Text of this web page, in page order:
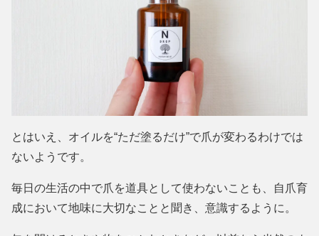
とはいえ、オイルを“ただ塗るだけ”で爪が変わるわけでは
ないようです。
毎日の生活の中で爪を道具として使わないことも、自爪育
成において地味に大切なことと聞き、意識するように。